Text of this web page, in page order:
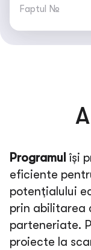
Faptul №
Programul își
eficiente
potențialului
prin abilitarea
parteneriate.
proiecte la